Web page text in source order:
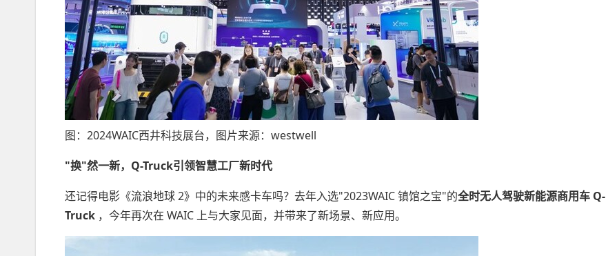
图：2024WAIC西井科技展台，图片来源：westwell
"换"然一新， Q-Truck引领智慧工厂新时代
还记得电影《流浪地球 2》中的未来感卡车吗？去年入选"2023WAIC 镇馆之宝"的全时无人驾驶新能源商用车 Q-
Truck ，今年再次在 WAIC 上与大家见面，并带来了新场景、新应用。